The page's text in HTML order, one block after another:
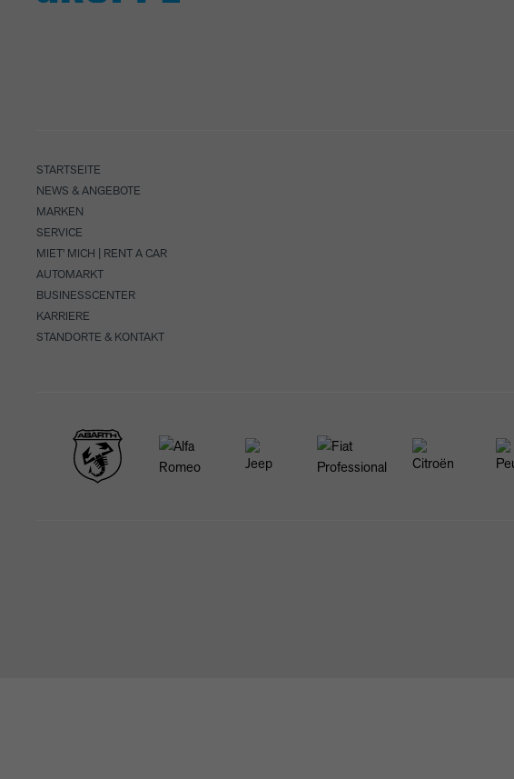
STARTSEITE
NEWS & ANGEBOTE
MARKEN
SERVICE
MIET' MICH | RENT A CAR
AUTOMARKT
BUSINESSCENTER
KARRIERE
STANDORTE & KONTAKT